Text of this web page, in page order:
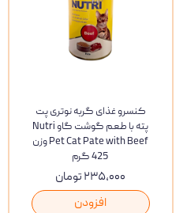
کنسرو غذای گربه نوتری پت
پته با طعم گوشت گاو Nutri
Pet Cat Pate with Beef وزن
425 گرم
۲۳۵,۰۰۰ تومان
افزودن